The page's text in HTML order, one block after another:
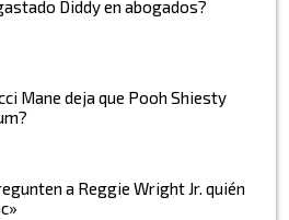
Diddy en abogados?
Mane deja que Pooh Shiesty
a Reggie Wright Jr. quién